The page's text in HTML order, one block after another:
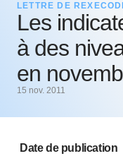
LETTRE DE
Les
à des
en
15 nov. 2011
Date de publication